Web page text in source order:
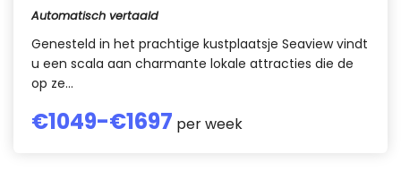
Automatisch vertaald
Genesteld in het prachtige kustplaatsje Seaview vindt
u een scala aan charmante lokale attracties die de
op ze...
€1049-€1697 per week